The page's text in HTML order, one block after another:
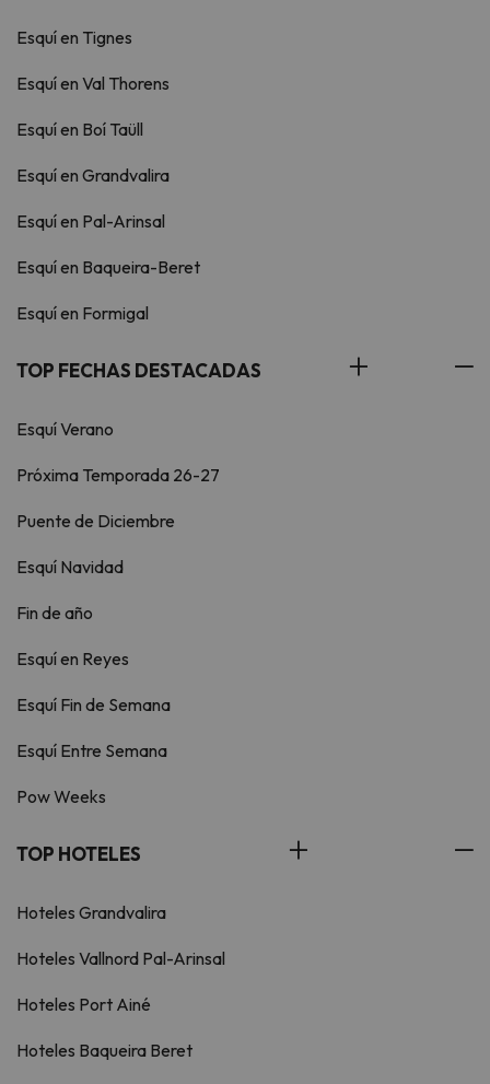
Esquí en Tignes
Esquí en Val Thorens
Esquí en Boí Taüll
Esquí en Grandvalira
Esquí en Pal-Arinsal
Esquí en Baqueira-Beret
Esquí en Formigal
TOP FECHAS DESTACADAS
Esquí Verano
Próxima Temporada 26-27
Puente de Diciembre
Esquí Navidad
Fin de año
Esquí en Reyes
Esquí Fin de Semana
Esquí Entre Semana
Pow Weeks
TOP HOTELES
Hoteles Grandvalira
Hoteles Vallnord Pal-Arinsal
Hoteles Port Ainé
Hoteles Baqueira Beret